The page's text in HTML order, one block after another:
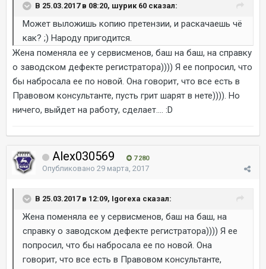
В 25.03.2017 в 08:20, шурик 60 сказал:
Может выложишь копию претензии, и раскачаешь чё
как? ;) Народу пригодится.
Жена поменяла ее у сервисменов, баш на баш, на справку
о заводском дефекте регистратора)))) Я ее попросил, что
бы набросала ее по новой. Она говорит, что все есть в
Правовом консультанте, пусть грит шарят в нете)))). Но
ничего, выйдет на работу, сделает.... :D
Alex030569 7 280
Опубликовано 29 марта, 2017
В 25.03.2017 в 12:09, Igorexa сказал:
Жена поменяла ее у сервисменов, баш на баш, на
справку о заводском дефекте регистратора)))) Я ее
попросил, что бы набросала ее по новой. Она
говорит, что все есть в Правовом консультанте,